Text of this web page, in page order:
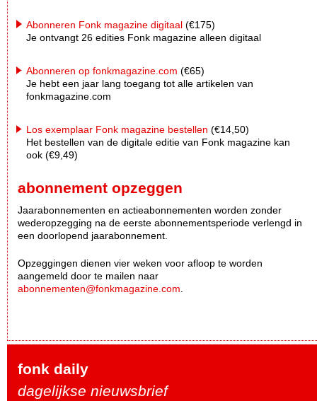
Abonneren Fonk magazine digitaal (€175)
Je ontvangt 26 edities Fonk magazine alleen digitaal
Abonneren op fonkmagazine.com (€65)
Je hebt een jaar lang toegang tot alle artikelen van
fonkmagazine.com
Los exemplaar Fonk magazine bestellen (€14,50)
Het bestellen van de digitale editie van Fonk magazine kan
ook (€9,49)
abonnement opzeggen
Jaarabonnementen en actieabonnementen worden zonder
wederopzegging na de eerste abonnementsperiode verlengd in
een doorlopend jaarabonnement.
Opzeggingen dienen vier weken voor afloop te worden
aangemeld door te mailen naar
abonnementen@fonkmagazine.com
fonk daily
dagelijkse nieuwsbrief